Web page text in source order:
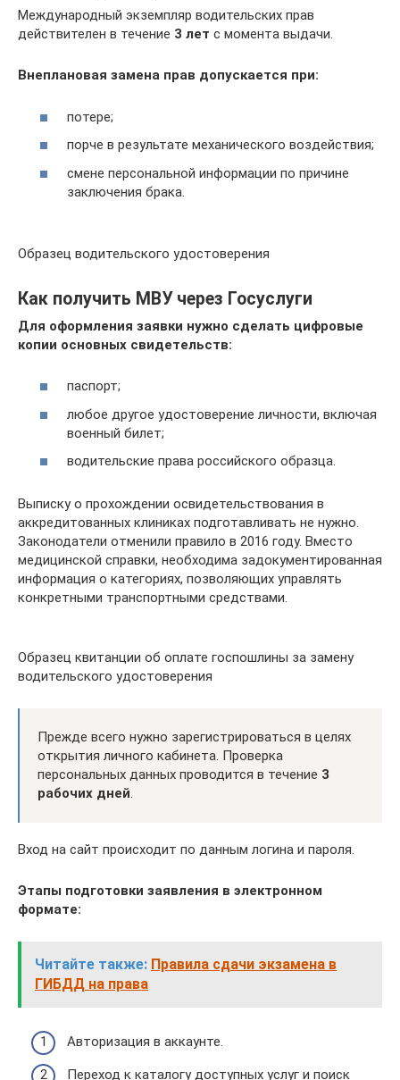
Международный экземпляр водительских прав
действителен в течение 3 лет с момента выдачи.
Внеплановая замена прав допускается при:
потере;
порче в результате механического воздействия;
смене персональной информации по причине
заключения брака.
Образец водительского удостоверения
Как получить МВУ через Госуслуги
Для оформления заявки нужно сделать цифровые
копии основных свидетельств:
паспорт;
любое другое удостоверение личности, включая
военный билет;
водительские права российского образца.
Выписку о прохождении освидетельствования в
аккредитованных клиниках подготавливать не нужно.
Законодатели отменили правило в 2016 году. Вместо
медицинской справки, необходима задокументированная
информация о категориях, позволяющих управлять
конкретными транспортными средствами.
Образец квитанции об оплате госпошлины за замену
водительского удостоверения
Прежде всего нужно зарегистрироваться в целях
открытия личного кабинета. Проверка
персональных данных проводится в течение 3
рабочих дней.
Вход на сайт происходит по данным логина и пароля.
Этапы подготовки заявления в электронном
формате:
Читайте также: Правила сдачи экзамена в
ГИБДД на права
Авторизация в аккаунте.
Переход к каталогу доступных услуг и поиск